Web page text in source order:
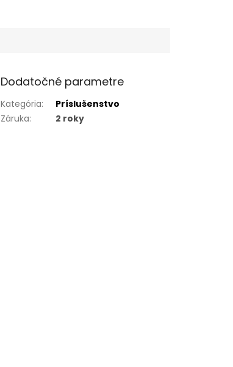
Dodatočné parametre
Kategória:
Príslušenstvo
Záruka: 2 roky